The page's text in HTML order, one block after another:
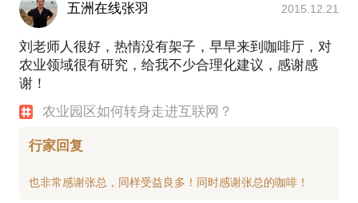
五洲在线张羽 2015.12.21
刘老师人很好，热情没有架子，早早来到咖啡厅，对
农业领域很有研究，给我不少合理化建议，感谢感
谢！
农业园区如何转身走进互联网？
行家回复